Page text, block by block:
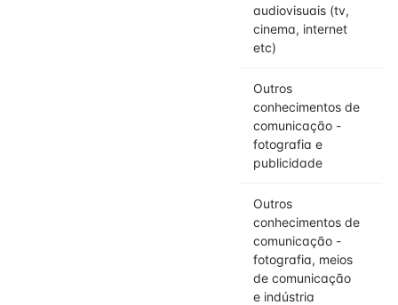
audiovisuais (tv,
cinema, internet
etc)
Outros
conhecimentos de
comunicação -
fotografia e
publicidade
Outros
conhecimentos de
comunicação -
fotografia, meios
de comunicação
e indústria